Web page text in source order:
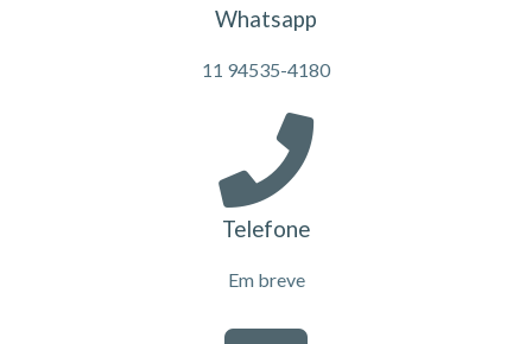
Whatsapp
11 94535-4180
Telefone
Em breve